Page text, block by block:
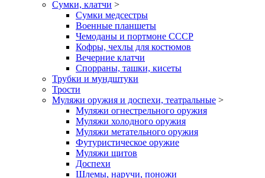
Сумки, клатчи >
Сумки медсестры
Военные планшеты
Чемоданы и портмоне СССР
Кофры, чехлы для костюмов
Вечерние клатчи
Спорраны, ташки, кисеты
Трубки и мундштуки
Трости
Муляжи оружия и доспехи, театральные >
Муляжи огнестрельного оружия
Муляжи холодного оружия
Муляжи метательного оружия
Футуристическое оружие
Муляжи щитов
Доспехи
Шлемы, наручи, поножи